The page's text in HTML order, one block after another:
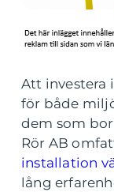
Att investera
för både
dem som
Rör AB
installation
lång